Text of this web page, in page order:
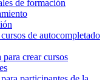
de formación
de autocompletado
crear cursos